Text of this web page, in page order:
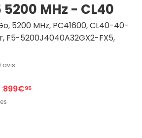
5200 MHz - CL40
5200 MHz, PC41600, CL40-40-
F5-5200J4040A32GX2-FX5,
avis
899€95